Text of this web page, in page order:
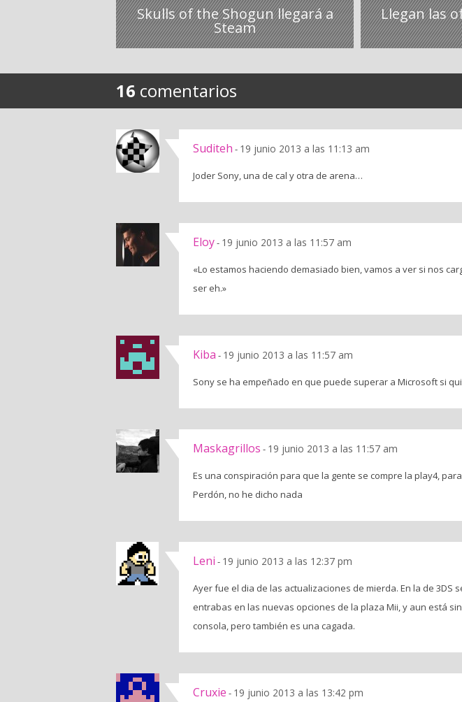
Skulls of the Shogun llegará a
Steam
Llegan las
16 comentarios
Suditeh - 19 junio 2013 a las 11:13 am
Joder Sony, una de cal y otra de arena…
Eloy- 19 junio 2013 a las 11:57 am
«Lo estamos haciendo demasiado bien, vamos a ver si nos
ser eh.»
Kiba - 19 junio 2013 a las 11:57 am
Sony se ha empeñado en que puede superar a Microsoft si
Maskagrillos - 19 junio 2013 a las 11:57 am
Es una conspiración para que la gente se compre la play4,
Perdón, no he dicho nada
Leni - 19 junio 2013 a las 12:37 pm
Ayer fue el dia de las actualizaciones de mierda. En la de 3DS
entrabas en las nuevas opciones de la plaza Mii, y aun está
consola, pero también es una cagada.
Cruxie - 19 junio 2013 a las 13:42 pm